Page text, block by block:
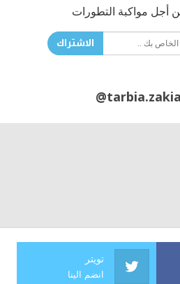
أجل مواكبة التطورات
الاشتراك
@tarbia.zakia
تويتر
انضم الينا